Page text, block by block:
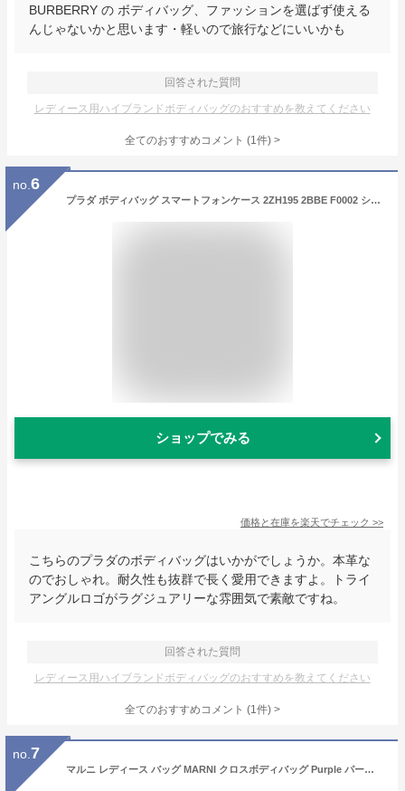
BURBERRY の ボディバッグ、ファッションを選ばず使える
んじゃないかと思います・軽いので旅行などにいいかも
回答された質問
レディース用ハイブランドボディバッグのおすすめを教えてください
全てのおすすめコメント (1件) >
no. 6
プラダ ボディバッグ スマートフォンケース 2ZH195 2BBE F0002 ショルダーバッグ ポーチ クロスボディバッグ トライアングルロゴ レザー ブラック 黒 PRADA
ショップでみる
価格と在庫を楽天でチェック >>
こちらのプラダのボディバッグはいかがでしょうか。本革な
のでおしゃれ。耐久性も抜群で長く愛用できますよ。トライ
アングルロゴがラグジュアリーな雰囲気で素敵ですね。
回答された質問
レディース用ハイブランドボディバッグのおすすめを教えてください
全てのおすすめコメント (1件) >
no. 7
マルニ レディース バッグ MARNI クロスボディバッグ Purple パープル